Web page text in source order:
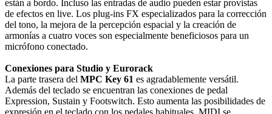
están a bordo. Incluso las entradas de audio pueden estar provistas
de efectos en live. Los plug-ins FX especializados para la corrección
del tono, la mejora de la percepción espacial y la creación de
armonías a cuatro voces son especialmente beneficiosos para un
micrófono conectado.
Conexiones para Studio y Eurorack
La parte trasera del MPC Key 61 es agradablemente versátil.
Además del teclado se encuentran las conexiones de pedal
Expression, Sustain y Footswitch. Esto aumenta las posibilidades de